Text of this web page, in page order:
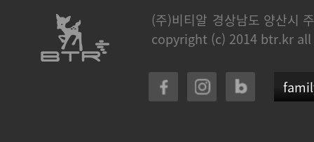
(주)비티알 경상남도 양산시
copyright (c) 2014 btr.kr